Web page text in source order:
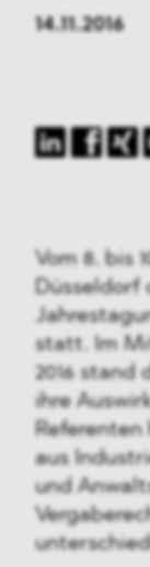
14.11.2016
Vom 8. bis
Düsseldorf
statt. Im
2016 stand
ihre
Referenten
aus
und